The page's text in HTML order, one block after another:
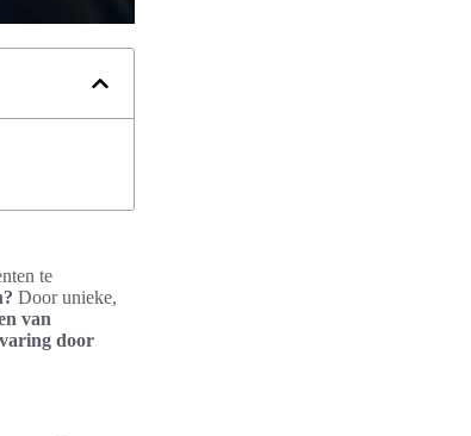
te
Door unieke,
van
door